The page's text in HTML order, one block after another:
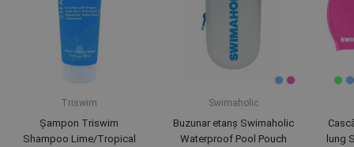
Triswim
Șampon Triswim
Shampoo Lime/Tropical
Swimaholic
Buzunar etanș Swimaholic
Waterproof Pool Pouch
lung